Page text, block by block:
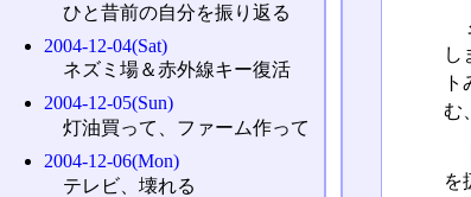
し
む
を
ひと昔前の自分を振り返る
2004-12-04(Sat)
ネズミ場＆赤外線キー復活
2004-12-05(Sun)
灯油買って、ファーム作って
2004-12-06(Mon)
テレビ、壊れる